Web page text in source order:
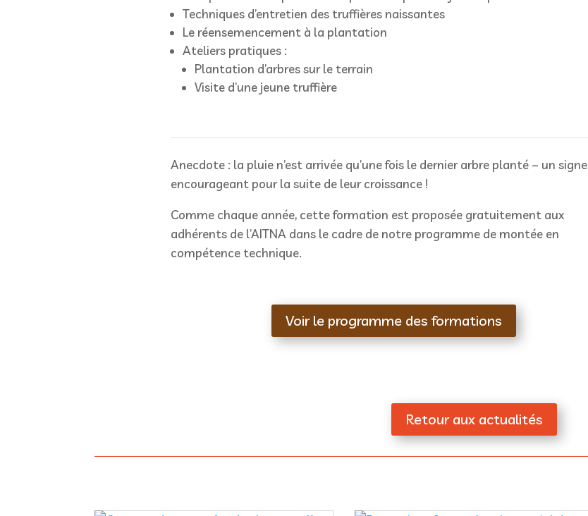
Techniques d’entretien des truffières naissantes
Le réensemencement à la plantation
Ateliers pratiques :
Plantation d’arbres sur le terrain
Visite d’une jeune truffière
Anecdote : la pluie n’est arrivée qu’une fois le dernier arbre planté – un signe
encourageant pour la suite de leur croissance !
Comme chaque année, cette formation est proposée gratuitement aux
adhérents de l’AITNA dans le cadre de notre programme de montée en
compétence technique.
Voir le programme des formations
Retour aux actualités